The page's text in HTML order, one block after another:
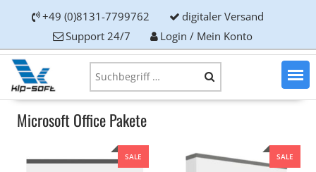
+49 (0)8131-7799762
digitaler Versand
Support 24/7
Login / Mein Konto
Microsoft Office Pakete
SALE SALE